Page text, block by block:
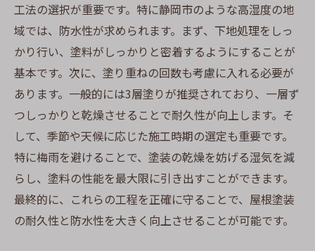
工法の選択が重要です。特に静岡市のような高湿度の地
域では、防水性が求められます。まず、下地処理をしっ
かり行い、塗料がしっかりと密着するようにすることが
基本です。次に、塗り重ねの回数も考慮に入れる必要が
あります。一般的には3層塗りが推奨されており、一層ず
つしっかりと乾燥させることで耐久性が向上します。そ
して、季節や天候に応じた施工時期の選定も重要です。
特に梅雨を避けることで、塗装の乾燥を妨げる湿気を減
らし、塗料の性能を最大限に引き出すことができます。
最終的に、これらの工程を正確に守ることで、屋根塗装
の耐久性と防水性を大きく向上させることが可能です。